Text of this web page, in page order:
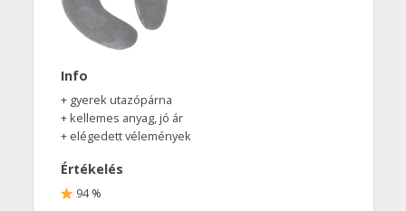
Info
+ gyerek utazópárna
+ kellemes anyag, jó ár
+ elégedett vélemények
Értékelés
94 %